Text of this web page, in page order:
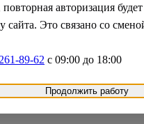
авторизация
Это связано со
89-62 с 09:00 до 18:00
Продолжить работу